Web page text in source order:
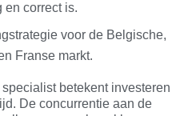
en correct is.
voor de Belgische,
Franse markt.
betekent investeren
De concurrentie aan de